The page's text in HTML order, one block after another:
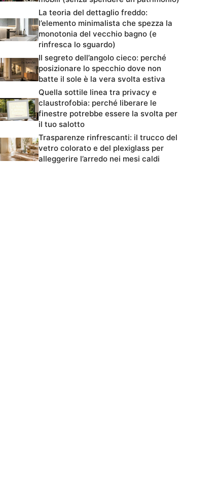
La teoria del dettaglio freddo:
l’elemento minimalista che spezza la
monotonia del vecchio bagno (e
rinfresca lo sguardo)
Il segreto dell’angolo cieco: perché
posizionare lo specchio dove non
batte il sole è la vera svolta estiva
Quella sottile linea tra privacy e
claustrofobia: perché liberare le
finestre potrebbe essere la svolta per
il tuo salotto
Trasparenze rinfrescanti: il trucco del
vetro colorato e del plexiglass per
alleggerire l’arredo nei mesi caldi